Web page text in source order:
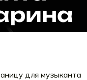
для музыканта